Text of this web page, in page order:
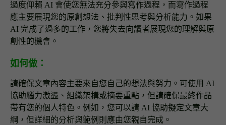
過度仰賴 AI 會使您無法充分參與寫作過程，而寫作過程
應主要展現您的原創想法、批判性思考與分析能力。如果
AI 完成了過多的工作，您將失去向讀者展現您的理解與原
創性的機會。
如何做：
請確保文章內容主要來自您自己的想法與努力。可使用 AI
協助腦力激盪、組織架構或摘要重點，但請確保最終作品
帶有您的個人特色。例如，您可以請 AI 協助擬定文章大
綱，但詳細的分析與範例則應由您親自完成。